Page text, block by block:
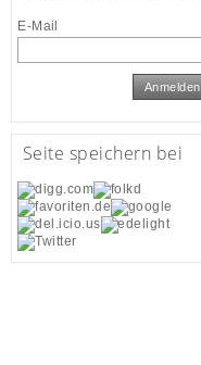
E-Mail
Anmelden
Seite speichern bei